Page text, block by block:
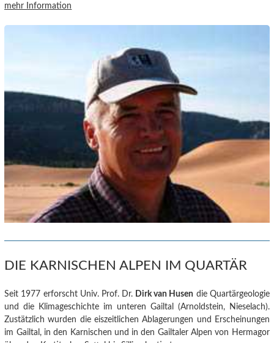
mehr Information
DIE KARNISCHEN ALPEN IM QUARTÄR
Seit 1977 erforscht Univ. Prof. Dr. Dirk van Husen die Quartärgeologie
und die Klimageschichte im unteren Gailtal (Arnoldstein, Nieselach).
Zustätzlich wurden die eiszeitlichen Ablagerungen und Erscheinungen
im Gailtal, in den Karnischen und in den Gailtaler Alpen von Hermagor